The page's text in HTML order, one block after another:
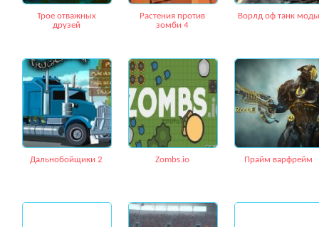
Трое отважных
друзей
Растения против
зомби 4
Ворлд оф танк моды
Дальнобойщики 2 Zombs.io Прайм варфрейм